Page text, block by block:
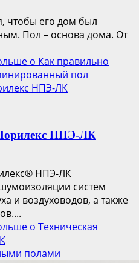
чтобы его дом был
Пол – основа дома. От
о Как правильно
пол
НПЭ-ЛК
НПЭ-ЛК
НПЭ-ЛК
систем
и воздуховодов, а также
о Техническая
полами